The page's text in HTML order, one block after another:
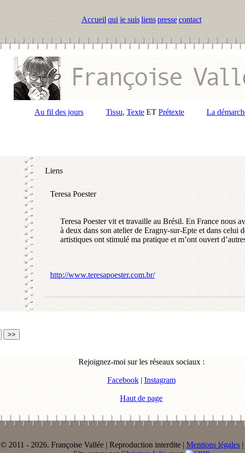
Accueil|qui je suis|liens|presse|contact
Au fil des jours Tissu, Texte ET Prétexte La
Liens
Teresa Poester
Teresa Poester vit et travaille au Brésil. En France nous
à deux dans son atelier de Eragny-sur-Epte et dans celui
artistiques ont stimulé ma pratique et m’ont ouvert
http://www.teresapoester.com.br/
Rejoignez-moi sur les réseaux sociaux :
Facebook|Instagram
Haut de page
© 2011 - 2026. Françoise Vallée | Reproduction interdite | Mentions légales|